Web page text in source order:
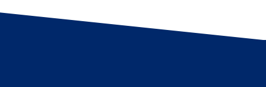
Wenn Sie ein bestehendes Konto umwandeln möchten,
klicken Sie einfach oben auf „Jetzt registrieren“, wählen